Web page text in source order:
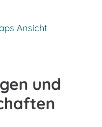
Ansicht
und